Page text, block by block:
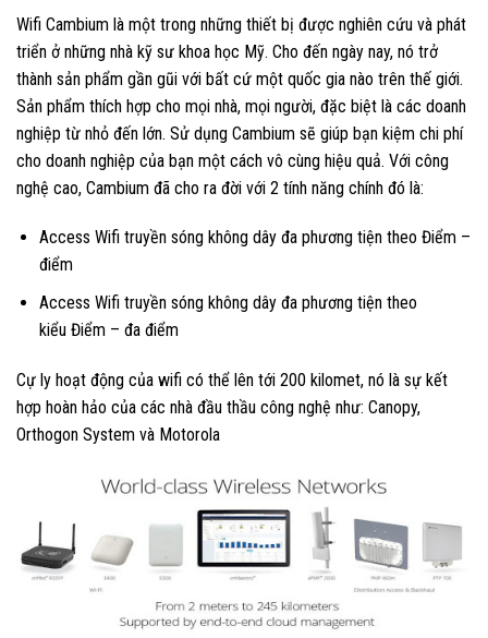
Wifi Cambium là một trong những thiết bị được nghiên cứu và phát
triển ở những nhà kỹ sư khoa học Mỹ. Cho đến ngày nay, nó trở
thành sản phẩm gần gũi với bất cứ một quốc gia nào trên thế giới.
Sản phẩm thích hợp cho mọi nhà, mọi người, đặc biệt là các doanh
nghiệp từ nhỏ đến lớn. Sử dụng Cambium sẽ giúp bạn kiệm chi phí
cho doanh nghiệp của bạn một cách vô cùng hiệu quả. Với công
nghệ cao, Cambium đã cho ra đời với 2 tính năng chính đó là:
Access Wifi truyền sóng không dây đa phương tiện theo Điểm –
điểm
Access Wifi truyền sóng không dây đa phương tiện theo
kiểu Điểm – đa điểm
Cự ly hoạt động của wifi có thể lên tới 200 kilomet, nó là sự kết
hợp hoàn hảo của các nhà đầu thầu công nghệ như: Canopy,
Orthogon System và Motorola